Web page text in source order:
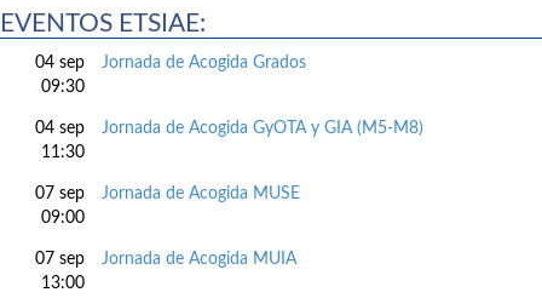
EVENTOS ETSIAE:
04 sep
09:30
Jornada de Acogida Grados
04 sep
11:30
Jornada de Acogida GyOTA y GIA (M5-M8)
07 sep
09:00
Jornada de Acogida MUSE
07 sep
13:00
Jornada de Acogida MUIA